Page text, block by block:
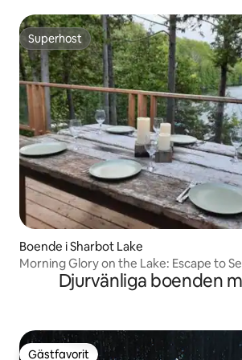
Superhost
Superhost
Boende i Sharbot Lake
Morning Glory on the Lake: Escape to
Djurvänliga boenden
Gästfavorit